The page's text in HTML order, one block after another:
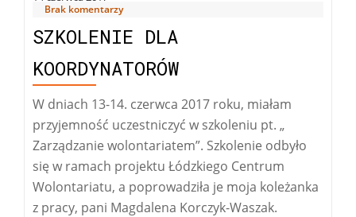
Brak komentarzy
SZKOLENIE DLA
KOORDYNATORÓW
W dniach 13-14. czerwca 2017 roku, miałam
przyjemność uczestniczyć w szkoleniu pt. „
Zarządzanie wolontariatem”. Szkolenie odbyło
się w ramach projektu Łódzkiego Centrum
Wolontariatu, a poprowadziła je moja koleżanka
z pracy, pani Magdalena Korczyk-Waszak.